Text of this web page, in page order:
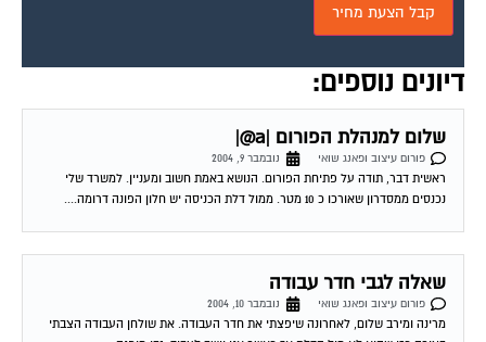
דיונים נוספים:
שלום למנהלת הפורום |a@|
פורום עיצוב ופאנג שואי
נובמבר 9, 2004
ראשית דבר, תודה על פתיחת הפורום. הנושא באמת חשוב ומעניין. למשרד שלי
נכנסים ממסדרון שאורכו כ 10 מטר. ממול דלת הכניסה יש חלון הפונה דרומה....
שאלה לגבי חדר עבודה
פורום עיצוב ופאנג שואי
נובמבר 10, 2004
מרינה ומירב שלום, לאחרונה שיפצתי את חדר העבודה. את שולחן העבודה הצבתי
בצורה כזו שהוא לא מול הדלת אך כאשר אני יושב לעבוד, גבי מופנה...